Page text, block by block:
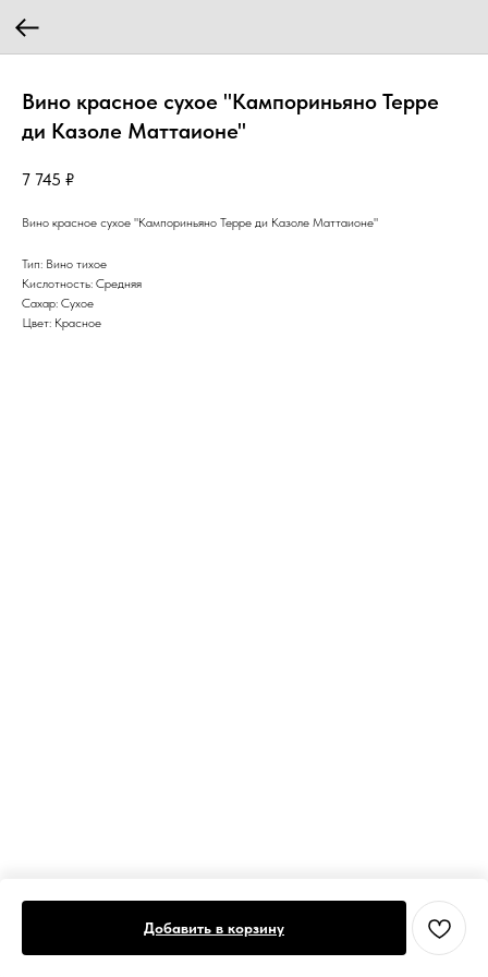
Вино красное сухое "Кампориньяно Терре
ди Казоле Маттаионе"
7 745 ₽
Добавить в корзину
Вино красное сухое "Кампориньяно Терре ди Казоле Маттаионе"
Тип: Вино тихое
Кислотность: Средняя
Сахар: Сухое
Цвет: Красное